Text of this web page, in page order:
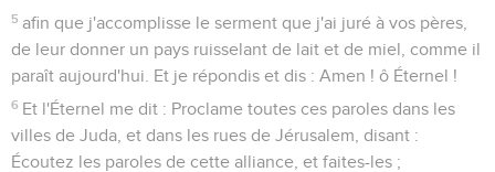
5 afin que j'accomplisse le serment que j'ai juré à vos pères,
de leur donner un pays ruisselant de lait et de miel, comme il
paraît aujourd'hui. Et je répondis et dis : Amen ! ô Éternel !
6 Et l'Éternel me dit : Proclame toutes ces paroles dans les
villes de Juda, et dans les rues de Jérusalem, disant :
Écoutez les paroles de cette alliance, et faites-les ;